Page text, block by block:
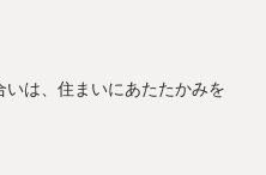
は、住まいにあたたかみを